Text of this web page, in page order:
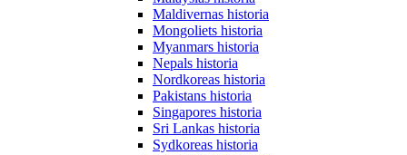
Maldivernas historia
Mongoliets historia
Myanmars historia
Nepals historia
Nordkoreas historia
Pakistans historia
Singapores historia
Sri Lankas historia
Sydkoreas historia